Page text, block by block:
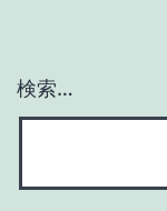
検索…